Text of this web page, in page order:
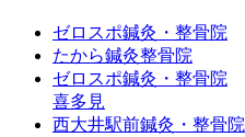
ゼロスポ鍼灸・整骨院
たから鍼灸整骨院
ゼロスポ鍼灸・整骨院
喜多見
西大井駅前鍼灸・整骨院